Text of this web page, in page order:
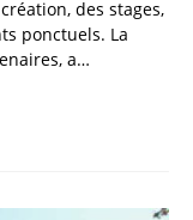
des stages,
ponctuels. La
a…